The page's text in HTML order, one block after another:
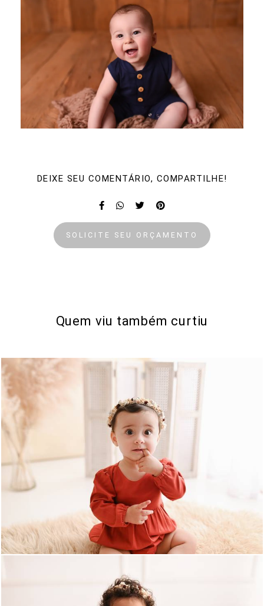
DEIXE SEU COMENTÁRIO, COMPARTILHE!
SOLICITE SEU ORÇAMENTO
Quem viu também curtiu
631 0